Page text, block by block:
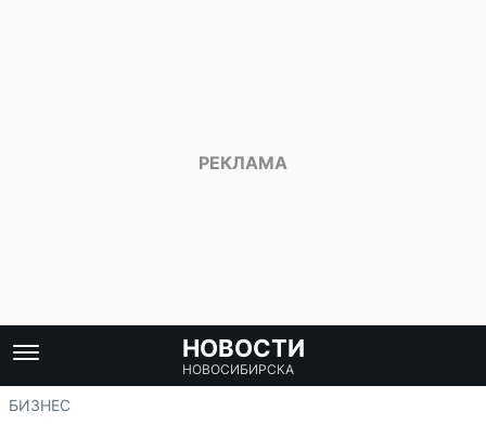
НОВОСТИ
НОВОСИБИРСКА
БИЗНЕС